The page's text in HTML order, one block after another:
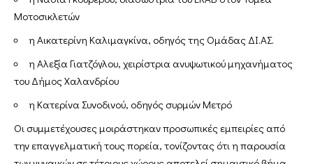
Μοτοσικλετών
η Αικατερίνη Καλιμαγκίνα, οδηγός της Ομάδας ΔΙ.ΑΣ.
η Αλεξία Γιατζόγλου, χειρίστρια ανυψωτικού μηχανήματος
του Δήμος Χαλανδρίου
η Κατερίνα Συνοδινού, οδηγός συρμών Μετρό
Οι συμμετέχουσες μοιράστηκαν προσωπικές εμπειρίες από
την επαγγελματική τους πορεία, τονίζοντας ότι η παρουσία